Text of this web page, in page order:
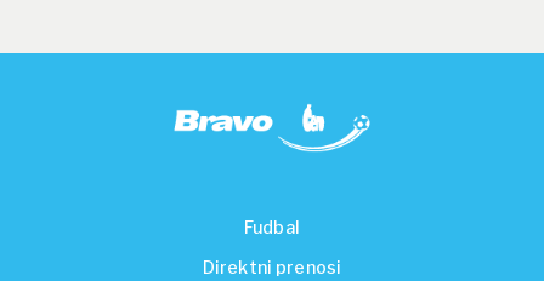
Fudbal
Direktni prenosi